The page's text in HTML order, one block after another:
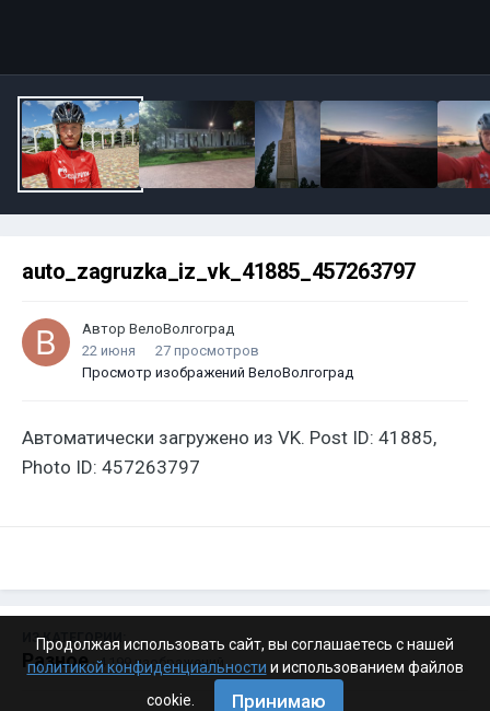
auto_zagruzka_iz_vk_41885_457263797
Автор ВелоВолгоград
22 июня
27 просмотров
Просмотр изображений ВелоВолгоград
Автоматически загружено из VK. Post ID: 41885,
Photo ID: 457263797
ИЗ КАТЕГОРИИ:
Разное · 4 199 изображений
Продолжая использовать сайт, вы соглашаетесь с нашей
политикой конфиденциальности и использованием файлов
cookie.
Принимаю